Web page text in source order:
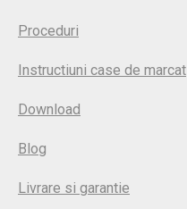
Proceduri
Instructiuni case de marcat
Download
Blog
Livrare si garantie